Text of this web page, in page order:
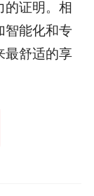
的证明。相
智能化和专
最舒适的享